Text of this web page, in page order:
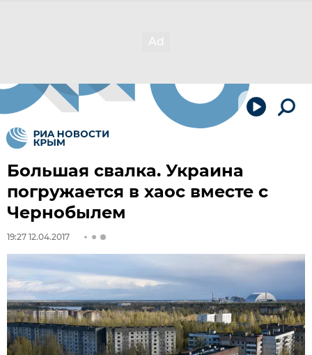
Большая свалка. Украина
погружается в хаос вместе с
Чернобылем
19:27 12.04.2017